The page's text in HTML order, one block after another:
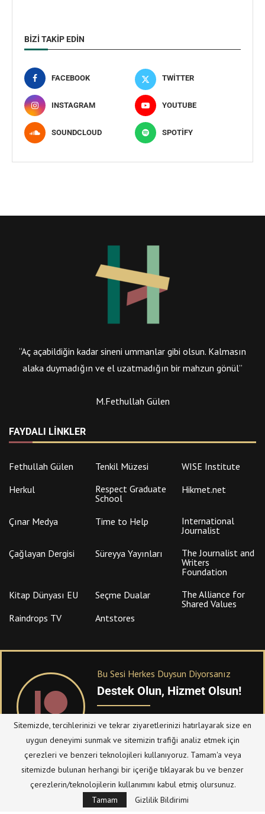
BIZI TAKIP EDIN
FACEBOOK TWITTER
INSTAGRAM YOUTUBE
SOUNDCLOUD SPOTIFY
“Aç açabildiğin kadar sineni ummanlar gibi olsun. Kalmasın
alaka duymadığın ve el uzatmadığın bir mahzun gönül”
M.Fethullah Gülen
FAYDALI LINKLER
Fethullah Gülen Tenkil Müzesi
WISE Institute
Herkul
Respect Graduate
School
Hikmet.net
Çınar Medya Time to Help
International
Journalist
Çağlayan Dergisi
Süreyya Yayınları
The Journalist and
Writers
Foundation
Kitap Dünyası EU
Seçme Dualar
The Alliance for
Shared Values
Raindrops TV
Antstores
Bu Sesi Herkes Duysun Diyorsanız
Destek Olun, Hizmet Olsun!
PATREONüzerinden sitemize bağışta
bulanabilirsiniz.
Bize Ulaşın
Taziye Defteri
Gizlilik Politikası (Datenschutzerklärung)
Künye/Impressum
Sitemizde, tercihlerinizi ve tekrar ziyaretlerinizi hatırlayarak size en
uygun deneyimi sunmak ve sitemizin trafiği analiz etmek için
çerezleri ve benzeri teknolojileri kullanıyoruz. Tamam'a veya
sitemizde bulunan herhangi bir içeriğe tıklayarak bu ve benzer
çerezlerin/teknolojilerin kullanımını kabul etmiş olursunuz.
Tamam
Gizlilik Bildirimi